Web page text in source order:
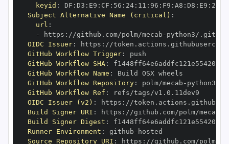
keyid : DF : D3 : E9 : CF : 56 : 24: 11 : 96 : F9 : A8 : D8 : E9 : 28
Subject Alternative Name (critical) :
url :
-
https : //github.com/polm/mecab -
OIDC Issuer: https :
GitHub Workflow Trigger:
GitHub Workflow SHA:
GitHub Workflow Name :
GitHub Workflow Repository: polm/mecab -
GitHub Workflow Ref :
OIDC Issuer (v2) : https :
Build Signer URI : https : //github.com/polm/mecab
Build Signer Digest :
Runner Environment : github -
Source Repository URI : https : //github.com/polm/